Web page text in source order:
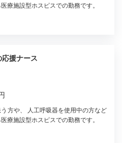
療施設型ホスピスでの勤務です。
応援ナース
方や、 人工呼吸器を使用中の方など
療施設型ホスピスでの勤務です。